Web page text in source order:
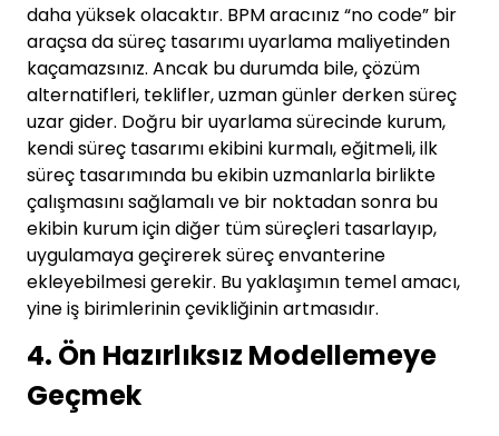
daha yüksek olacaktır. BPM aracınız “no code” bir
araçsa da süreç tasarımı uyarlama maliyetinden
kaçamazsınız. Ancak bu durumda bile, çözüm
alternatifleri, teklifler, uzman günler derken süreç
uzar gider. Doğru bir uyarlama sürecinde kurum,
kendi süreç tasarımı ekibini kurmalı, eğitmeli, ilk
süreç tasarımında bu ekibin uzmanlarla birlikte
çalışmasını sağlamalı ve bir noktadan sonra bu
ekibin kurum için diğer tüm süreçleri tasarlayıp,
uygulamaya geçirerek süreç envanterine
ekleyebilmesi gerekir. Bu yaklaşımın temel amacı,
yine iş birimlerinin çevikliğinin artmasıdır.
4. Ön Hazırlıksız Modellemeye
Geçmek